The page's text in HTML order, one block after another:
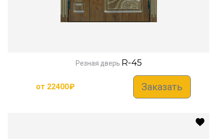
Резная дверь R-45
от 22400₽ Заказать